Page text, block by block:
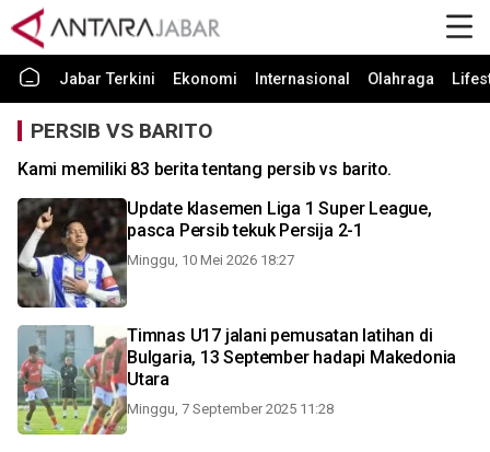
Jabar Terkini Ekonomi Internasional Olahraga
PERSIB VS BARITO
Kami memiliki 83 berita tentang persib vs barito.
Update klasemen Liga 1 Super League,
pasca Persib tekuk Persija 2-1
Minggu, 10 Mei 2026 18:27
Timnas U17 jalani pemusatan latihan di
Bulgaria, 13 September hadapi Makedonia
Utara
Minggu, 7 September 2025 11:28